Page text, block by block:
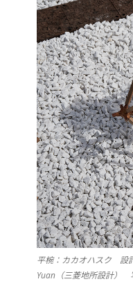
平椀：カカオハスク 設
Yuan（三菱地所設計）